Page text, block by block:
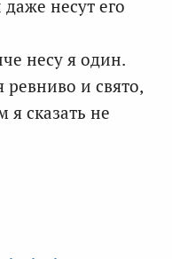
несут его
несу я один.
и свято,
сказать не